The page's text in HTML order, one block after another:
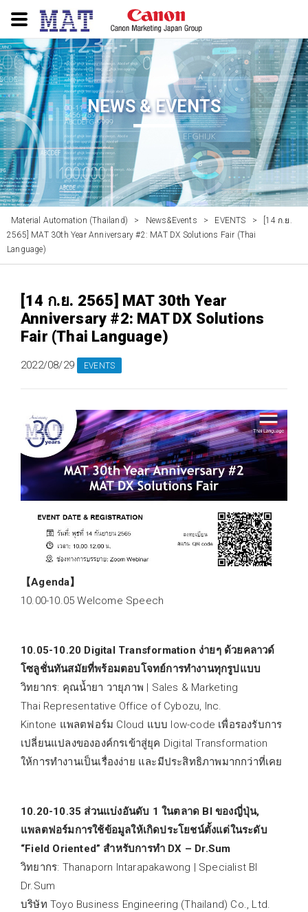
NEWS & EVENTS
Material Automation (Thailand) > News&Events > EVENTS >
[14 ก.ย.
2565] MAT 30th Year Anniversary #2: MAT DX Solutions Fair (Thai
Language)
[14 ก.ย. 2565] MAT 30th Year
Anniversary #2: MAT DX Solutions
Fair (Thai Language)
2022/08/29 EVENTS
【Agenda】
10.00-10.05 Welcome Speech
10.05-10.20 Digital Transformation ง่ายๆ ด้วยคลาวด์
โซลูชั่นทันสมัยที่พร้อมตอบโจทย์การทำงานทุกรูปแบบ
วิทยากร: คุณน้ำยา วายุภาพ | Sales & Marketing
Thai Representative Office of Cybozu, Inc.
Kintone แพลตฟอร์ม Cloud แบบ low-code เพื่อรองรับการ
เปลี่ยนแปลงขององค์กรเข้าสู่ยุค Digital Transformation
ให้การทำงานเป็นเรื่องง่าย และมีประสิทธิภาพมากกว่าที่เคย
10.20-10.35 ส่วนแบ่งอันดับ 1 ในตลาด BI ของญี่ปุ่น,
แพลตฟอร์มการใช้ข้อมูลให้เกิดประโยชน์ตั้งแต่ในระดับ
“Field Oriented” สำหรับการทำ DX – Dr.Sum
วิทยากร: Thanaporn Intarapakawong | Specialist BI
Dr.Sum
บริษัท Toyo Business Engineering (Thailand) Co., Ltd.